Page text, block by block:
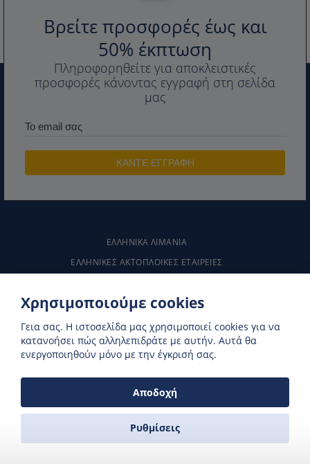
Βρείτε προσφορές έως και
50% έκπτωση
Πληροφορηθείτε για αποκλειστικές
προσφορές κάνοντας εγγραφή στη σελίδα
μας
ΕΛΛΗΝΙΚΑ ΛΙΜΆΝΙΑ
ΕΛΛΗΝΙΚΕΣ ΑΚΤΟΠΛΟΙΚΕΣ ΕΤΑΙΡΕΙΕΣ
ΚΑΝΤΕ ΚΡΑΤΗΣΗ ΑΚΤΟΠΛΟΙΚΩΝ ONLINE
ZAS FERRIES
Χρησιμοποιούμε cookies
Γεια σας. H ιστοσελίδα μας χρησιμοποιεί cookies για να
κατανοήσει πώς αλληλεπιδράτε με αυτήν. Αυτά θα
ενεργοποιηθούν μόνο με την έγκρισή σας.
Αποδοχή
Ρυθμίσεις